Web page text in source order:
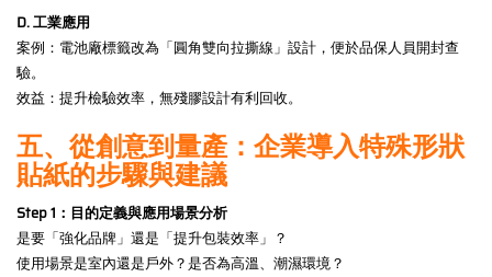
D. 工業應用
案例：電池廠標籤改為「圓角雙向拉撕線」設計，便於品保人員開封查
驗。
效益：提升檢驗效率，無殘膠設計有利回收。
五、從創意到量產：企業導入特殊形狀
貼紙的步驟與建議
Step 1：目的定義與應用場景分析
是要「強化品牌」還是「提升包裝效率」？
使用場景是室內還是戶外？是否為高溫、潮濕環境？